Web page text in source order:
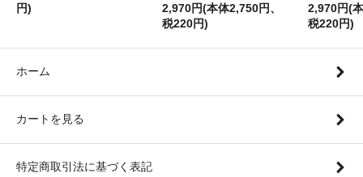
円)
2,970円(本体2,750円、
税220円)
2,970円(
税220円)
ホーム
カートを見る
特定商取引法に基づく表記